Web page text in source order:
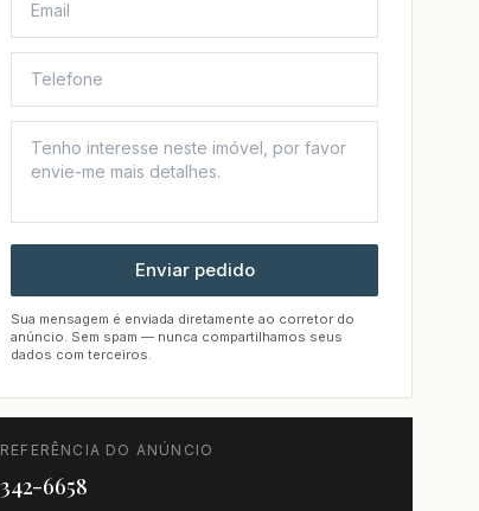
Enviar pedido
Sua mensagem é enviada diretamente ao corretor do
anúncio. Sem spam — nunca compartilhamos seus
dados com terceiros.
REFERÊNCIA DO ANÚNCIO
342-6658